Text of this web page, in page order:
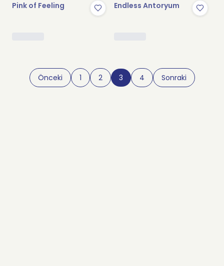
Pink of Feeling Endless Antoryum
Önceki 1 2 3 4 Sonraki